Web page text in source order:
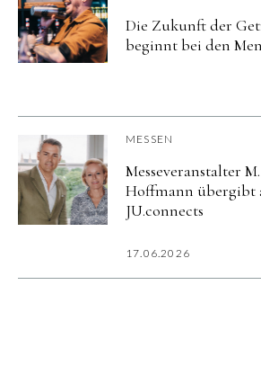
Die Zukunft der
beginnt bei den
MESSEN
Messeveranstalter
Hoffmann übergibt
JU.connects
17.06.2026